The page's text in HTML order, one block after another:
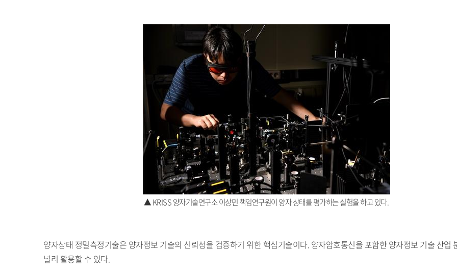
▲ KRISS 양자기술연구소 이상민 책임연구원이 양자 상태를 평가하는 실험을 하고 있다.
양자상태 정밀측정기술은 양자정보 기술의 신뢰성을 검증하기 위한 핵심기술이다. 양자암호통신을 포함한 양자정보 기술 산업
널리 활용할 수 있다.